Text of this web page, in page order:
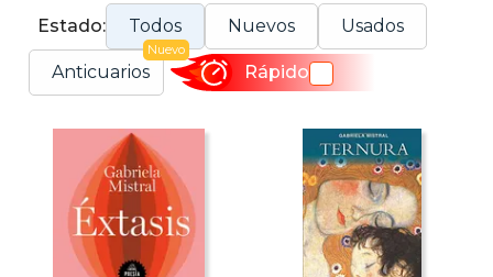
Estado: Todos Nuevos Usados
Anticuarios
Nuevo
Rápido